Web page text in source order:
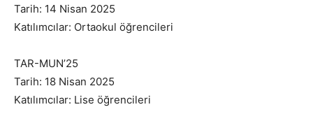
Tarih: 14 Nisan 2025
Katılımcılar: Ortaokul öğrencileri
TAR-MUN’25
Tarih: 18 Nisan 2025
Katılımcılar: Lise öğrencileri